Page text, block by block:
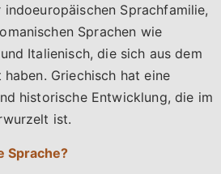
Sprachfamilie,
Sprachen wie
Italienisch, die sich aus dem
Griechisch hat eine
historische Entwicklung, die im
ist.
Sprache?